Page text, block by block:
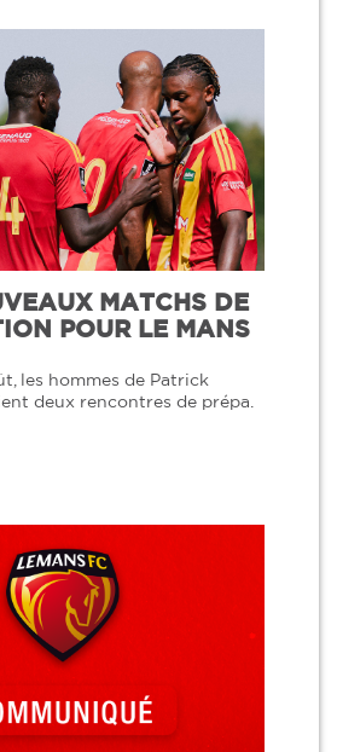
MATCHS DE
POUR LE MANS
les hommes de Patrick
deux rencontres de prépa.